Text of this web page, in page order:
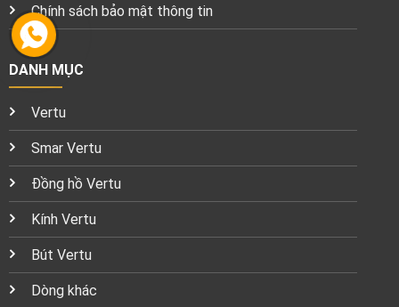
Chính sách bảo mật thông tin
DANH MỤC
Vertu
Smar Vertu
Đồng hồ Vertu
Kính Vertu
Bút Vertu
Dòng khác